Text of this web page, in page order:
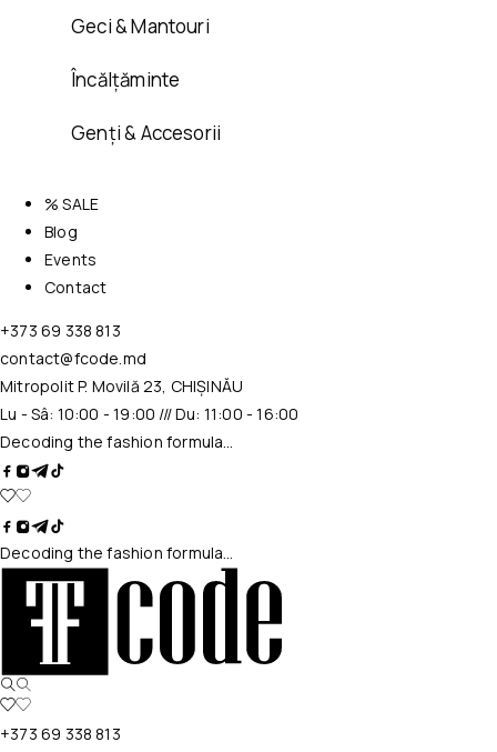
Geci & Mantouri
Încălțăminte
Genți & Accesorii
% SALE
Blog
Events
Contact
+373 69 338 813
contact@fcode.md
Mitropolit P. Movilă 23, CHIȘINĂU
Lu - Sâ: 10:00 - 19:00 /// Du: 11:00 - 16:00
Decoding the fashion formula…
Decoding the fashion formula…
+373 69 338 813